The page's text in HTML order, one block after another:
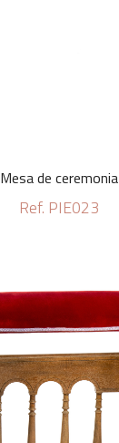
Mesa de ceremonia
Ref. PIE023